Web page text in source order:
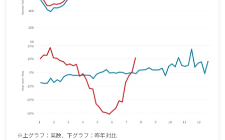
※上グラフ：実数、下グラフ：昨年対比